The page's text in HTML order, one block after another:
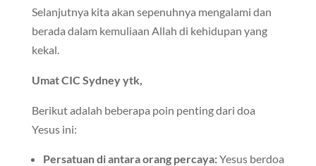
Selanjutnya kita akan sepenuhnya mengalami dan
berada dalam kemuliaan Allah di kehidupan yang
kekal.
Umat CIC Sydney ytk,
Berikut adalah beberapa poin penting dari doa
Yesus ini:
Persatuan di antara orang percaya:Yesus berdoa